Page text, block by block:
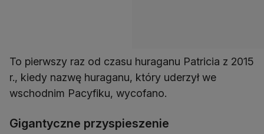
To pierwszy raz od czasu huraganu Patricia z 2015
r., kiedy nazwę huraganu, który uderzył we
wschodnim Pacyfiku, wycofano.
Gigantyczne przyspieszenie